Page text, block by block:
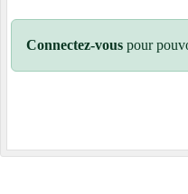
Connectez-vous pour